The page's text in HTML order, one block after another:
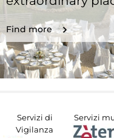
Find more
Servizi di
Vigilanza
Servizi